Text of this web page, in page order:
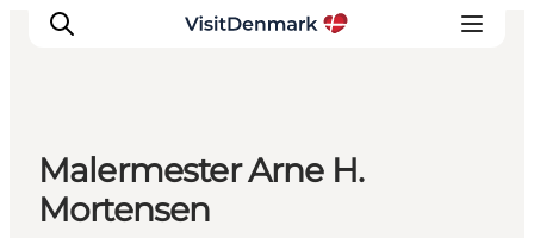
Inspirations
Malermester Arne H.
Mortensen